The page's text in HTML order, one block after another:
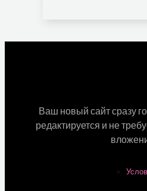
Ваш новый сайт сразу
редактируется и не